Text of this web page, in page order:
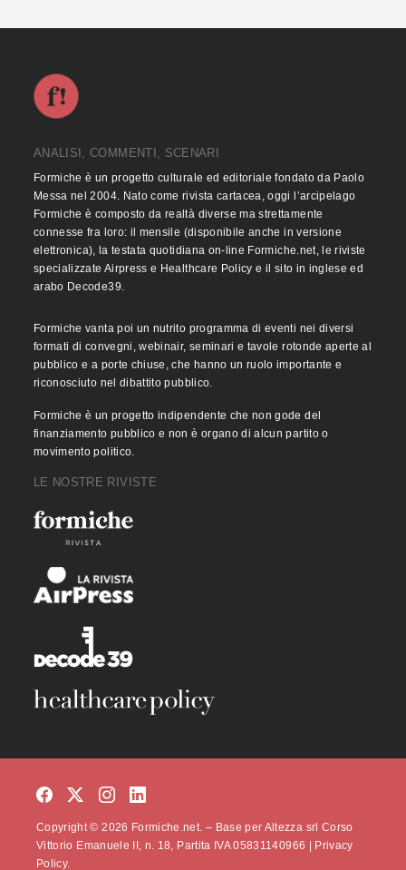
ANALISI, COMMENTI, SCENARI
Formiche è un progetto culturale ed editoriale fondato da Paolo
Messa nel 2004. Nato come rivista cartacea, oggi l’arcipelago
Formiche è composto da realtà diverse ma strettamente
connesse fra loro: il mensile (disponibile anche in versione
elettronica), la testata quotidiana on-line Formiche.net, le riviste
specializzate Airpress e Healthcare Policy e il sito in inglese ed
arabo Decode39.
Formiche vanta poi un nutrito programma di eventi nei diversi
formati di convegni, webinair, seminari e tavole rotonde aperte al
pubblico e a porte chiuse, che hanno un ruolo importante e
riconosciuto nel dibattito pubblico.
Formiche è un progetto indipendente che non gode del
finanziamento pubblico e non è organo di alcun partito o
movimento politico.
LE NOSTRE RIVISTE
Copyright © 2026 Formiche.net. – Base per Altezza srl Corso
Vittorio Emanuele II, n. 18, Partita IVA 05831140966 |
Privacy
Policy.